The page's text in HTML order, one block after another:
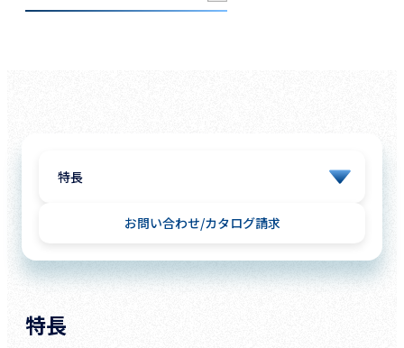
お問い合わせ カタログ請求
特長